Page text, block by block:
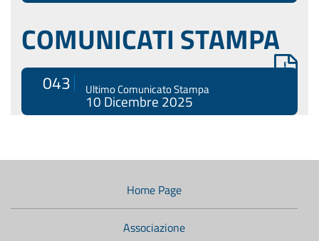
COMUNICATI STAMPA
043 Ultimo Comunicato Stampa
10 Dicembre 2025
Home Page
Associazione